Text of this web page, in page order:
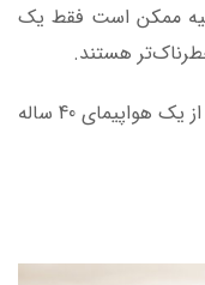
ممکن است فقط یک
هستند.
بنابراین، چه چیزی یک ماشین 40 ساله را از یک هواپیمای 40 ساله